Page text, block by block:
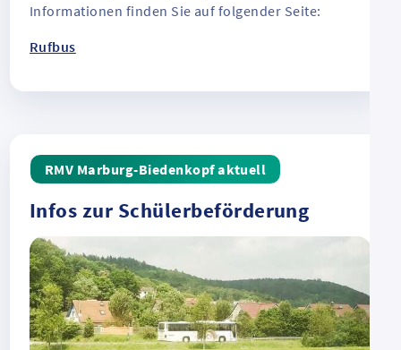
Informationen finden Sie auf folgender Seite:
Rufbus
RMV Marburg-Biedenkopf aktuell
Infos zur Schülerbeförderung